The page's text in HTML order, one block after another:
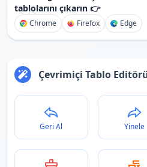
tablolarını çıkarın 👉
Chrome Firefox Edge
Çevrimiçi Tablo
Geri Al Yinele